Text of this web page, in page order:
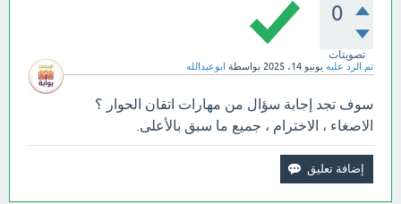
0
تصويتات
تم الرد عليه يونيو 14، 2025 بواسطة ابوعبدالله
سوف تجد إجابة سؤال من مهارات اتقان الحوار ؟
الاصغاء ، الاخترام ، جميع ما سبق بالأعلى.